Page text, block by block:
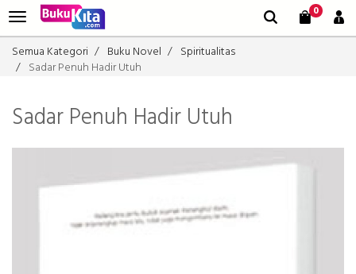
0
Semua Kategori Buku Novel
Spiritualitas
Sadar Penuh Hadir Utuh
Sadar Penuh Hadir Utuh